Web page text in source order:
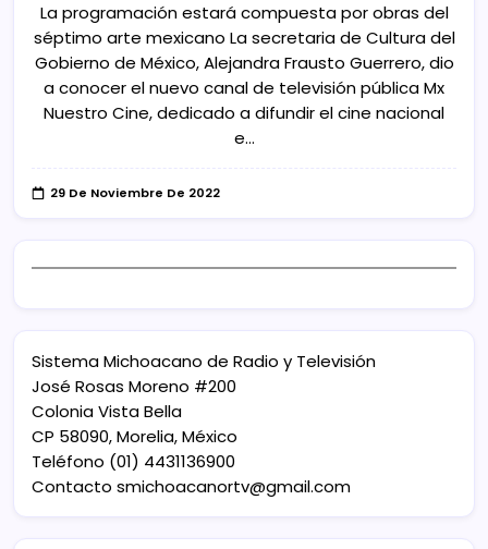
La programación estará compuesta por obras del
séptimo arte mexicano La secretaria de Cultura del
Gobierno de México, Alejandra Frausto Guerrero, dio
a conocer el nuevo canal de televisión pública Mx
Nuestro Cine, dedicado a difundir el cine nacional
e…
29 De Noviembre De 2022
Sistema Michoacano de Radio y Televisión
José Rosas Moreno #200
Colonia Vista Bella
CP 58090, Morelia, México
Teléfono (01) 4431136900
Contacto smichoacanortv@gmail.com